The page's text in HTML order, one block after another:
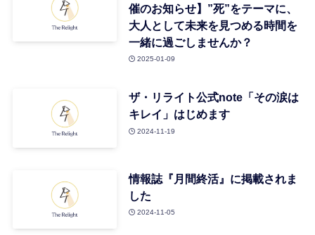
催のお知らせ】”死”をテーマに、
大人として未来を見つめる時間を
一緒に過ごしませんか？
2025-01-09
ザ・リライト公式note「その涙は
キレイ」はじめます
2024-11-19
情報誌『月間終活』に掲載されま
した
2024-11-05